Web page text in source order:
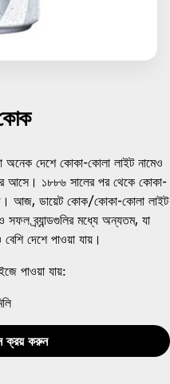
অনেক দেশে কোকা-কোলা লাইট নামেও
আসে। ১৮৮৬ সালের পর থেকে কোকা-
আজ, ডায়েট কোক/কোকা-কোলা লাইট
ব্র্যান্ডগুলির মধ্যে অন্যতম, যা
বেশি দেশে পাওয়া যায়।
পাওয়া যায়:
ক্রয় করুন